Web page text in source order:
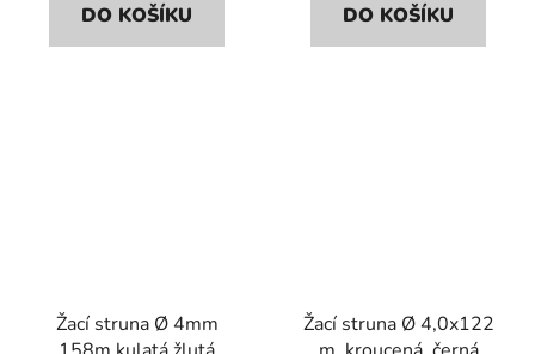
DO KOŠÍKU DO KOŠÍKU
Žací struna Ø 4mm
Žací struna Ø 4,0x122